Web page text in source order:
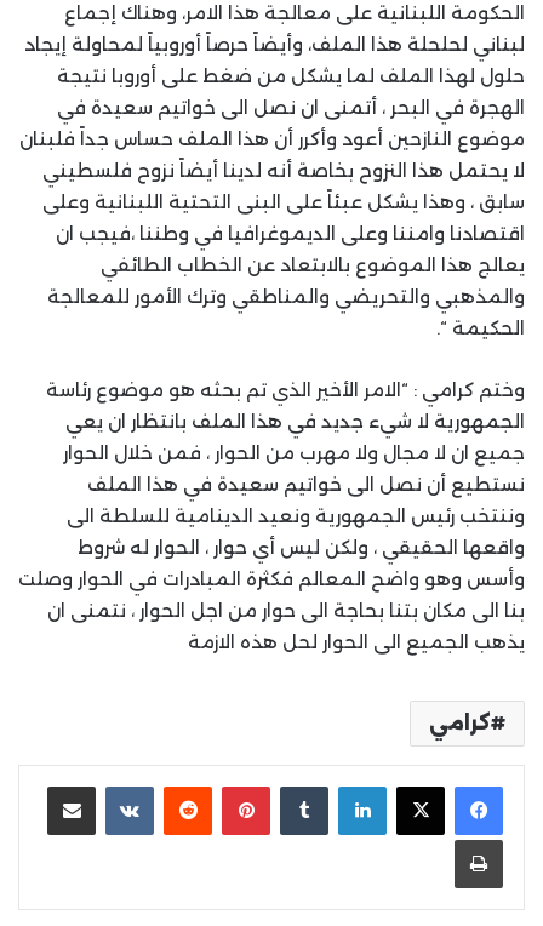
الحكومة اللبنانية على معالجة هذا الامر، وهناك إجماع
لبناني لحلحلة هذا الملف، وأيضاً حرصاً أوروبياً لمحاولة إيجاد
حلول لهذا الملف لما يشكل من ضغط على أوروبا نتيجة
الهجرة في البحر ، أتمنى ان نصل الى خواتيم سعيدة في
موضوع النازحين أعود وأكرر أن هذا الملف حساس جداً فلبنان
لا يحتمل هذا النزوح بخاصة أنه لدينا أيضاً نزوح فلسطيني
سابق ، وهذا يشكل عبئاً على البنى التحتية اللبنانية وعلى
اقتصادنا وامننا وعلى الديموغرافيا في وطننا ،فيجب ان
يعالج هذا الموضوع بالابتعاد عن الخطاب الطائفي
والمذهبي والتحريضي والمناطقي وترك الأمور للمعالجة
الحكيمة “.
وختم كرامي : “الامر الأخير الذي تم بحثه هو موضوع رئاسة
الجمهورية لا شيء جديد في هذا الملف بانتظار ان يعي
جميع ان لا مجال ولا مهرب من الحوار ، فمن خلال الحوار
نستطيع أن نصل الى خواتيم سعيدة في هذا الملف
وننتخب رئيس الجمهورية ونعيد الدينامية للسلطة الى
واقعها الحقيقي ، ولكن ليس أي حوار ، الحوار له شروط
وأسس وهو واضح المعالم فكثرة المبادرات في الحوار وصلت
بنا الى مكان بتنا بحاجة الى حوار من اجل الحوار ، نتمنى ان
يذهب الجميع الى الحوار لحل هذه الازمة
كرامي
لينكدإن بينتيريست مشاركة عبر البريد
طباعة